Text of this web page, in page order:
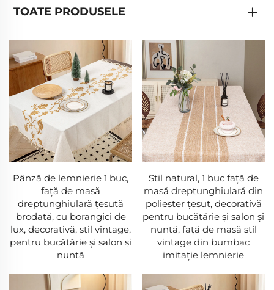
TOATE PRODUSELE
Pânză de lemnierie 1 buc,
față de masă
dreptunghiulară țesută
brodată, cu borangici de
lux, decorativă, stil vintage,
pentru bucătărie și salon și
nuntă
Stil natural, 1 buc față de
masă dreptunghiulară din
poliester țesut, decorativă
pentru bucătărie și salon și
nuntă, față de masă stil
vintage din bumbac
imitație lemnierie